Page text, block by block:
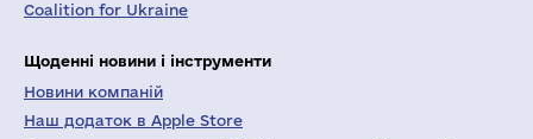
Coalition for Ukraine
Щоденні новини і інструменти
Новини компаній
Наш додаток в Apple Store